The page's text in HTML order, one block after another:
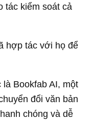
tác kiểm soát cả
hợp tác với họ để
Bookfab AI, một
đổi văn bản
chóng và dễ